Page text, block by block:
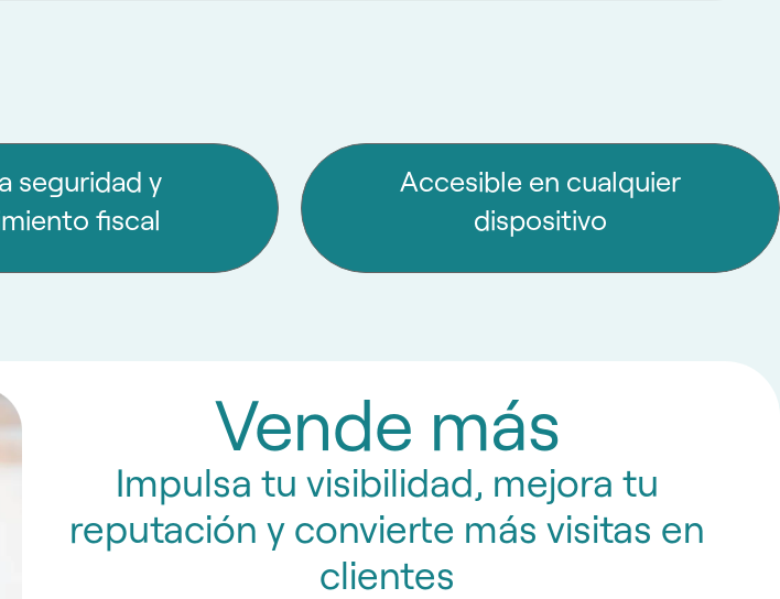
seguridad y
fiscal
Accesible en cualquier
dispositivo
Vende más
Impulsa tu visibilidad, mejora tu
reputación y convierte más visitas en
clientes